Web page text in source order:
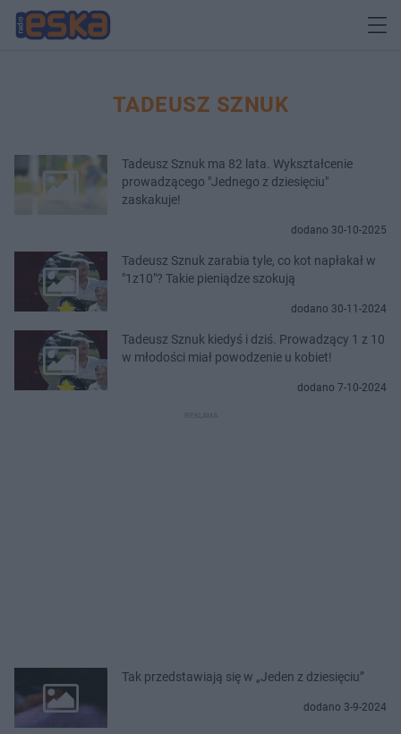
TADEUSZ SZNUK
Tadeusz Sznuk ma 82 lata. Wykształcenie
prowadzącego "Jednego z dziesięciu"
zaskakuje!
dodano 30-10-2025
Tadeusz Sznuk zarabia tyle, co kot napłakał w
"1z10"? Takie pieniądze szokują
dodano 30-11-2024
Tadeusz Sznuk kiedyś i dziś. Prowadzący 1 z 10
w młodości miał powodzenie u kobiet!
dodano 7-10-2024
Tak przedstawiają się w „Jeden z dziesięciu”
dodano 3-9-2024